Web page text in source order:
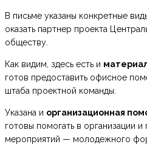
В письме указаны конкретные
оказать партнер проекта
обществу.
Как видим, здесь есть и
готов предоставить офисное
штаба проектной команды.
Указана и организационная
готовы помогать в организации
мероприятий — молодежного